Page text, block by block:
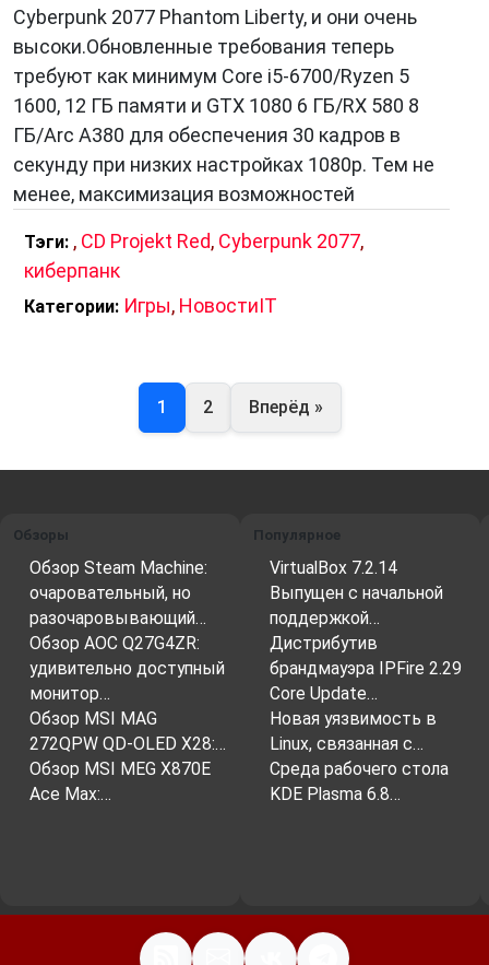
Cyberpunk 2077 Phantom Liberty, и они очень
высоки.Обновленные требования теперь
требуют как минимум Core i5-6700/Ryzen 5
1600, 12 ГБ памяти и GTX 1080 6 ГБ/RX 580 8
ГБ/Arc A380 для обеспечения 30 кадров в
секунду при низких настройках 1080p. Тем не
менее, максимизация возможностей
Тэги: , CD Projekt Red, Cyberpunk 2077,
киберпанк
Категории: Игры, НовостиIT
1 2 Вперёд »
Обзоры
Обзор Steam Machine:
очаровательный, но
разочаровывающий…
Обзор AOC Q27G4ZR:
удивительно доступный
монитор…
Обзор MSI MAG
272QPW QD-OLED X28:…
Обзор MSI MEG X870E
Ace Max:…
Популярное
VirtualBox 7.2.14
Выпущен с начальной
поддержкой…
Дистрибутив
брандмауэра IPFire 2.29
Core Update…
Новая уязвимость в
Linux, связанная с…
Среда рабочего стола
KDE Plasma 6.8…